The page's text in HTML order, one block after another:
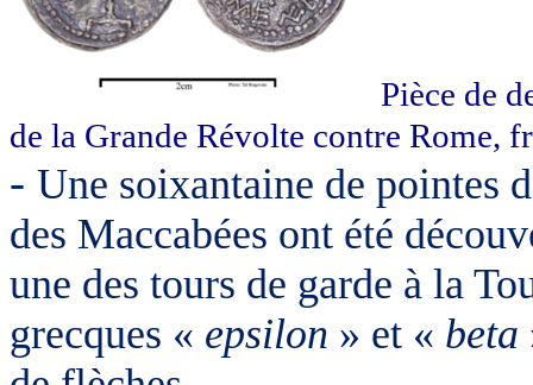
Pièce de
de la Grande Révolte contre Rome,
- Une soixantaine de pointes
des Maccabées ont été
une des tours de garde à la
grecques « epsilon » et « beta